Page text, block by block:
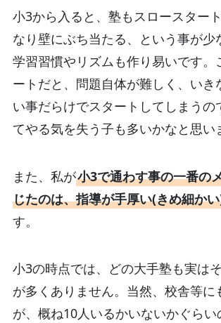
小3から入ると、塾もスロースター
なり壁にぶち当たる、という事が少
学習習慣やリズムも作り易いです。
ートだと、問題自体が難しく、いき
い事だらけでスタートしてしまうの
てやる気を失う子も多いかなと思い
また、私が小3で通わす事の一番の
じたのは、指導が手厚い(きめ細か
す。
小3の時点では、どの大手塾も実は
が多くありません。当然、校舎等に
が、概ね10人いるかいないかぐら